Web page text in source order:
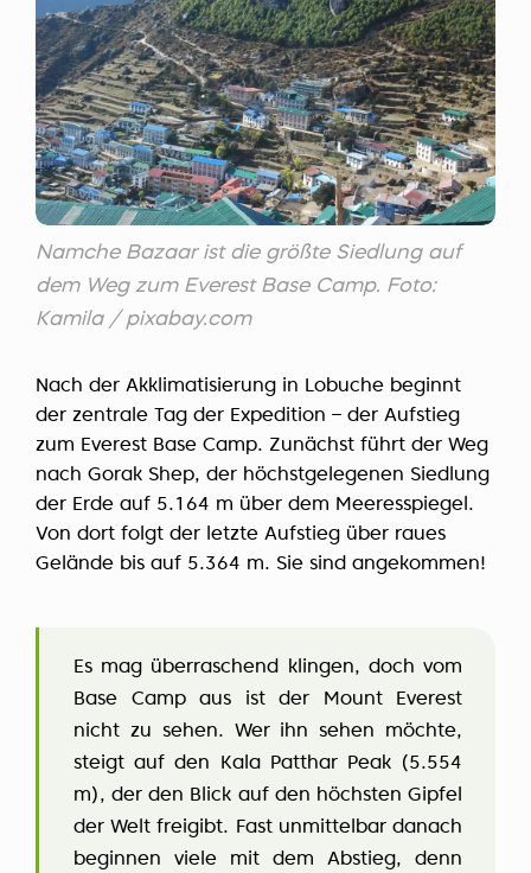
Namche Bazaar ist die größte Siedlung auf
dem Weg zum Everest Base Camp. Foto:
Kamila / pixabay.com
Nach der Akklimatisierung in Lobuche beginnt
der zentrale Tag der Expedition – der Aufstieg
zum Everest Base Camp. Zunächst führt der Weg
nach Gorak Shep, der höchstgelegenen Siedlung
der Erde auf 5.164 m über dem Meeresspiegel.
Von dort folgt der letzte Aufstieg über raues
Gelände bis auf 5.364 m. Sie sind angekommen!
Es mag überraschend klingen, doch vom
Base Camp aus ist der Mount Everest
nicht zu sehen. Wer ihn sehen möchte,
steigt auf den Kala Patthar Peak (5.554
m), der den Blick auf den höchsten Gipfel
der Welt freigibt. Fast unmittelbar danach
beginnen viele mit dem Abstieg, denn